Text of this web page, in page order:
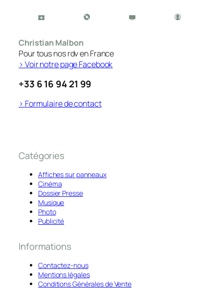
Christian Malbon
Pour tous nos rdv en France
> Voir notre page Facebook
+33 6 16 94 21 99
> Formulaire de contact
Catégories
Affiches sur panneaux
Cinéma
Dossier Presse
Musique
Photo
Publicité
Informations
Contactez-nous
Mentions légales
Conditions Générales de Vente